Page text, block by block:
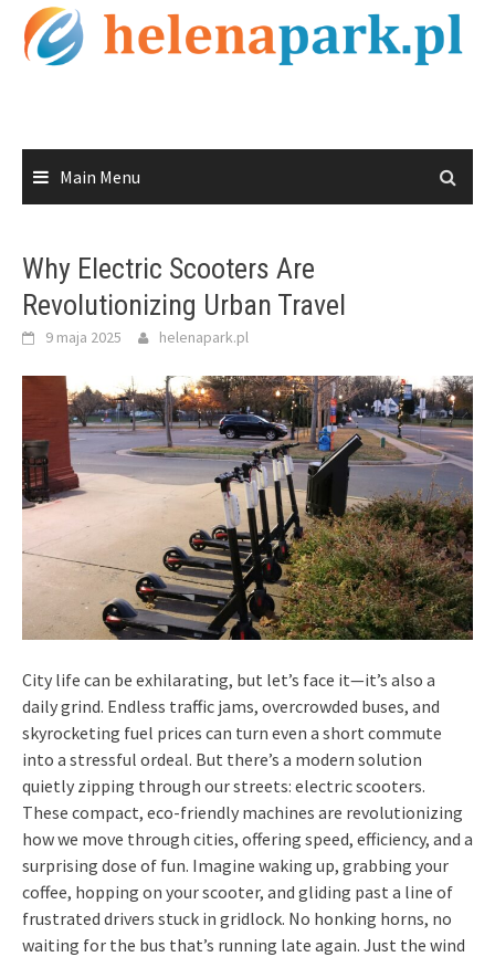
Skip
content
Main Menu
Why Electric Scooters Are
Revolutionizing Urban Travel
9 maja 2025 helenapark.pl
City life can be exhilarating, but let’s face it—it’s also a
daily grind. Endless traffic jams, overcrowded buses, and
skyrocketing fuel prices can turn even a short commute
into a stressful ordeal. But there’s a modern solution
quietly zipping through our streets: electric scooters.
These compact, eco-friendly machines are revolutionizing
how we move through cities, offering speed, efficiency, and a
surprising dose of fun. Imagine waking up, grabbing your
coffee, hopping on your scooter, and gliding past a line of
frustrated drivers stuck in gridlock. No honking horns, no
waiting for the bus that’s running late again. Just the wind